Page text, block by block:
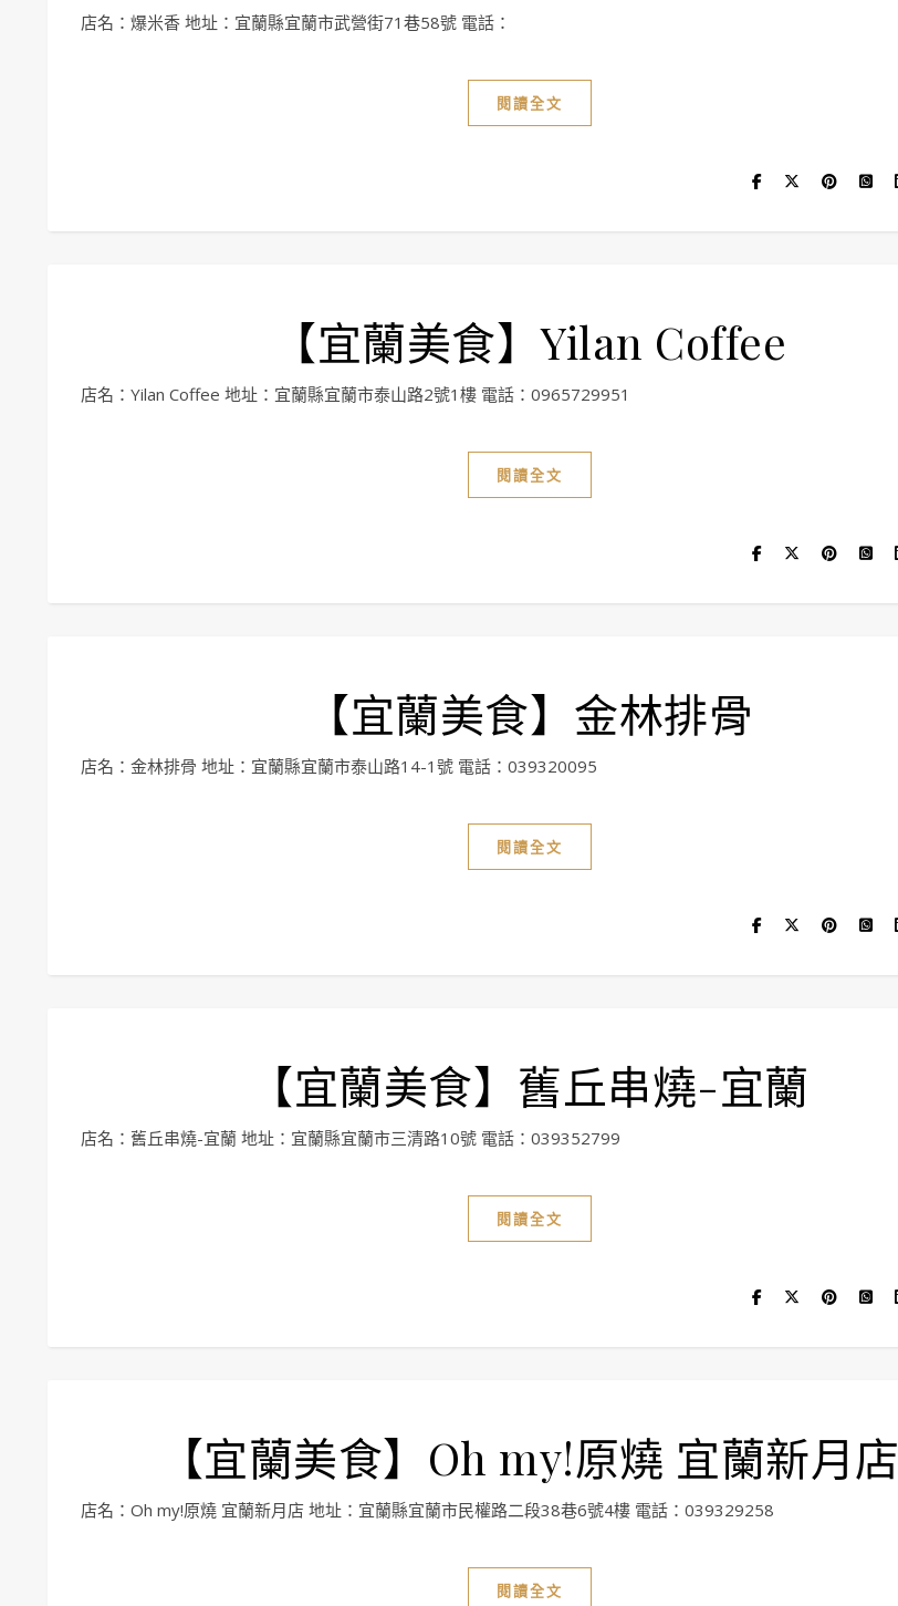
店名：爆米香 地址：宜蘭縣宜蘭市武營街71巷58號 電話：
閱讀全文
【宜蘭美食】Yilan Coffee
店名：Yilan Coffee 地址：宜蘭縣宜蘭市泰山路2號1樓 電話：0965729951
閱讀全文
【宜蘭美食】金林排骨
店名：金林排骨 地址：宜蘭縣宜蘭市泰山路14-1號 電話：039320095
閱讀全文
【宜蘭美食】舊丘串燒-宜蘭
店名：舊丘串燒-宜蘭 地址：宜蘭縣宜蘭市三清路10號 電話：039352799
閱讀全文
【宜蘭美食】Oh my!原燒 宜蘭新月店
店名：Oh my!原燒 宜蘭新月店 地址：宜蘭縣宜蘭市民權路二段38巷6號4樓 電話：039329258
閱讀全文